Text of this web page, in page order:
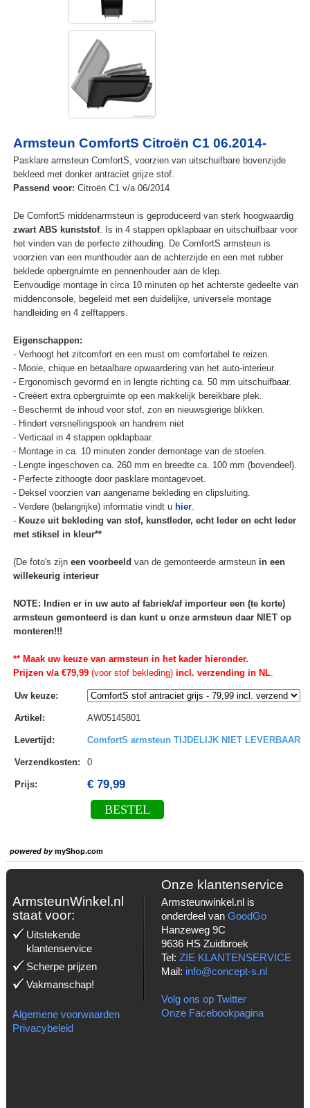
Armsteun ComfortS Citroën C1 06.2014-
Pasklare armsteun ComfortS, voorzien van uitschuifbare bovenzijde
bekleed met donker antraciet grijze stof.
Passend voor: Citroën C1 v/a 06/2014
De ComfortS middenarmsteun is geproduceerd van sterk hoogwaardig
zwart ABS kunststof. Is in 4 stappen opklapbaar en uitschuifbaar voor
het vinden van de perfecte zithouding. De ComfortS armsteun is
voorzien van een munthouder aan de achterzijde en een met rubber
beklede opbergruimte en pennenhouder aan de klep.
Eenvoudige montage in circa 10 minuten op het achterste gedeelte van
middenconsole, begeleid met een duidelijke, universele montage
handleiding en 4 zelftappers.
Eigenschappen:
- Verhoogt het zitcomfort en een must om comfortabel te reizen.
- Mooie, chique en betaalbare opwaardering van het auto-interieur.
- Ergonomisch gevormd en in lengte richting ca. 50 mm uitschuifbaar.
- Creëert extra opbergruimte op een makkelijk bereikbare plek.
- Beschermt de inhoud voor stof, zon en nieuwsgierige blikken.
- Hindert versnellingspook en handrem niet
- Verticaal in 4 stappen opklapbaar.
- Montage in ca. 10 minuten zonder demontage van de stoelen.
- Lengte ingeschoven ca. 260 mm en breedte ca. 100 mm (bovendeel).
- Perfecte zithoogte door pasklare montagevoet.
- Deksel voorzien van aangename bekleding en clipsluiting.
- Verdere (belangrijke) informatie vindt u hier.
- Keuze uit bekleding van stof, kunstleder, echt leder en echt leder
met stiksel in kleur**
(De foto's zijn een voorbeeld van de gemonteerde armsteun in een
willekeurig interieur
NOTE: Indien er in uw auto af fabriek/af importeur een (te korte)
armsteun gemonteerd is dan kunt u onze armsteun daar NIET op
monteren!!!
** Maak uw keuze van armsteun in het kader hieronder.
Prijzen v/a €79,99(voor stof bekleding)incl. verzending in NL.
Uw keuze:
Artikel : AW05145801
Levertijd : ComfortS armsteun TIJDELIJK NIET LEVERBAAR
Verzendkosten: 0
Prijs: € 79,99
BESTEL
powered bymyShop.com
ArmsteunWinkel.nl
staat voor:
Uitstekende
klantenservice
Scherpe prijzen
Vakmanschap!
Algemene voorwaarden
Privacybeleid
Onze klantenservice
Armsteunwinkel.nl is
onderdeel van GoodGo
Hanzeweg 9C
9636 HS Zuidbroek
Tel: ZIE KLANTENSERVICE
Mail: info@concept-s.nl
Volg ons op Twitter
Onze Facebookpagina